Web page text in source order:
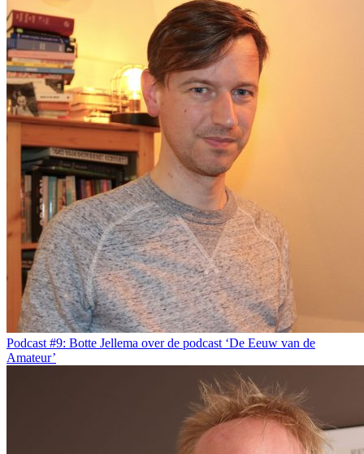
Podcast #9: Botte Jellema over de podcast ‘De Eeuw van de
Amateur’